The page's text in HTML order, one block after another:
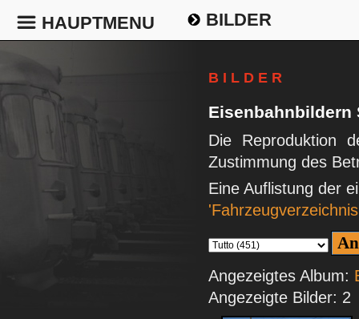
HAUPTMENU BILDER
B I L D E R
Eisenbahnbildern
Die Reproduktion
Zustimmung des
Eine Auflistung der
Angezeigtes Album:
Angezeigte Bilder: 2